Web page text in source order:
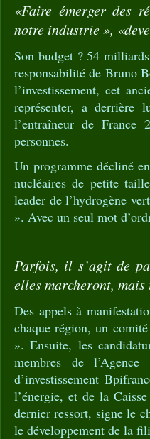
«Faire émerger des
notre industrie »,
Son budget ? 54
responsabilité de Bruno
l’investissement, cet
représenter, a derrière
l’entraîneur de France
personnes.
Un programme décliné
nucléaires de petite
leader de l’hydrogène
». Avec un seul mot
Parfois, il s’agit de
elles marcheront,
Des appels à
chaque région, un
». Ensuite, les
membres de
d’investissement
l’énergie, et de la
dernier ressort, signe le
le développement de la